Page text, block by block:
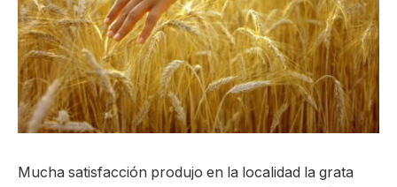
Mucha satisfacción produjo en la localidad la grata